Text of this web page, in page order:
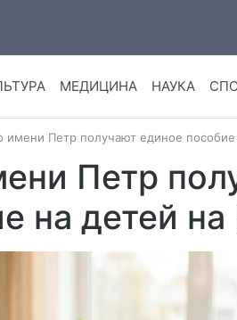
МЕДИЦИНА НАУКА
имени Петр получают единое пособие
Петр
на детей на